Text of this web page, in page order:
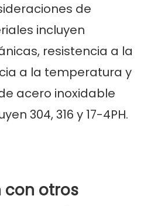
de
incluyen
resistencia a la
a la temperatura y
acero inoxidable
304, 316 y 17-4PH.
con otros